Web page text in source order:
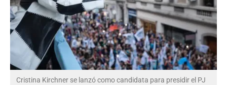
Cristina Kirchner se lanzó como candidata para presidir el PJ